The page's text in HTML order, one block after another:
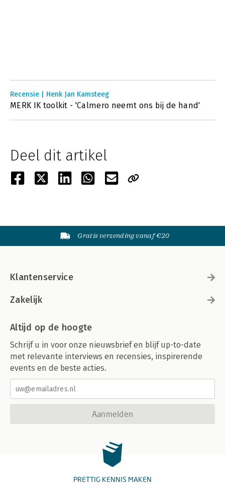
Recensie | Henk Jan Kamsteeg
MERK IK toolkit - 'Calmero neemt ons bij de hand'
Deel dit artikel
Gratis verzending vanaf €20
Klantenservice
Zakelijk
Altijd op de hoogte
Schrijf u in voor onze nieuwsbrief en blijf up-to-date
met relevante interviews en recensies, inspirerende
events en de beste acties.
Aanmelden
PRETTIG KENNIS MAKEN